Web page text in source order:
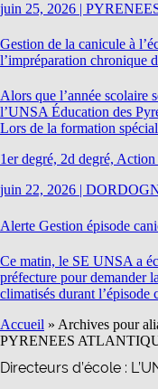
juin 25, 2026 |
Gestion de la canicule à
l’impréparation chronique
Alors que l’année scolaire
l’UNSA Éducation des
Lors de la formation
1er degré, 2d degré,
juin 22, 2026 |
Alerte Gestion épisode
Ce matin, le SE UNSA a
préfecture pour demander
climatisés durant
Accueil » Archives pour
PYRENEES
Directeurs d’école :